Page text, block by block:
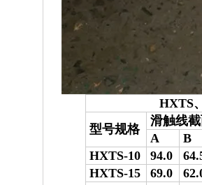
HXTS、
型号规格
滑触线
A
B
HXTS-10
94.0
HXTS-15
69.0